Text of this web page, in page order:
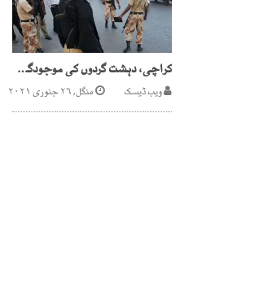
کراچی، دہشت گردوں کی موجودگی کی اطلاع پر مڈنائٹ آپریشن
ویب ڈیسک منگل, ۲۶ جنوری ۲۰۲۱